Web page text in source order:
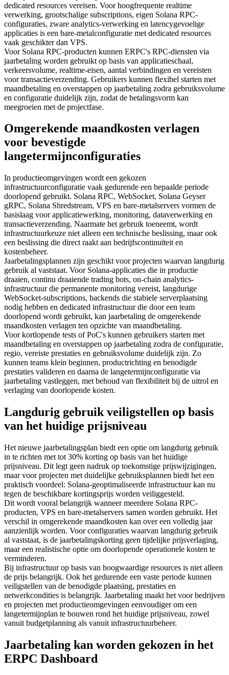
dedicated resources vereisen. Voor hoogfrequente realtime
verwerking, grootschalige subscriptions, eigen Solana RPC-
configuraties, zware analytics-verwerking en latencygevoelige
applicaties is een bare-metalconfiguratie met dedicated resources
vaak geschikter dan VPS.
Voor Solana RPC-producten kunnen ERPC's RPC-diensten via
jaarbetaling worden gebruikt op basis van applicatieschaal,
verkeersvolume, realtime-eisen, aantal verbindingen en vereisten
voor transactieverzending. Gebruikers kunnen flexibel starten met
maandbetaling en overstappen op jaarbetaling zodra gebruiksvolume
en configuratie duidelijk zijn, zodat de betalingsvorm kan
meegroeien met de projectfase.
Omgerekende maandkosten verlagen
voor bevestigde
langetermijnconfiguraties
In productieomgevingen wordt een gekozen
infrastructuurconfiguratie vaak gedurende een bepaalde periode
doorlopend gebruikt. Solana RPC, WebSocket, Solana Geyser
gRPC, Solana Shredstream, VPS en bare-metalservers vormen de
basislaag voor applicatiewerking, monitoring, dataverwerking en
transactieverzending. Naarmate het gebruik toeneemt, wordt
infrastructuurkeuze niet alleen een technische beslissing, maar ook
een beslissing die direct raakt aan bedrijfscontinuïteit en
kostenbeheer.
Jaarbetalingsplannen zijn geschikt voor projecten waarvan langdurig
gebruik al vaststaat. Voor Solana-applicaties die in productie
draaien, continu draaiende trading bots, on-chain analytics-
infrastructuur die permanente monitoring vereist, langdurige
WebSocket-subscriptions, backends die stabiele serverplaatsing
nodig hebben en dedicated infrastructuur die door een team
doorlopend wordt gebruikt, kan jaarbetaling de omgerekende
maandkosten verlagen ten opzichte van maandbetaling.
Voor kortlopende tests of PoC's kunnen gebruikers starten met
maandbetaling en overstappen op jaarbetaling zodra de configuratie,
regio, vereiste prestaties en gebruiksvolume duidelijk zijn. Zo
kunnen teams klein beginnen, productrichting en benodigde
prestaties valideren en daarna de langetermijnconfiguratie via
jaarbetaling vastleggen, met behoud van flexibiliteit bij de uitrol en
verlaging van doorlopende kosten.
Langdurig gebruik veiligstellen op basis
van het huidige prijsniveau
Het nieuwe jaarbetalingsplan biedt een optie om langdurig gebruik
in te richten met tot 30% korting op basis van het huidige
prijsniveau. Dit legt geen nadruk op toekomstige prijswijzigingen,
maar voor projecten met duidelijke gebruiksplannen biedt het een
praktisch voordeel: Solana-geoptimaliseerde infrastructuur kan nu
tegen de beschikbare kortingsprijs worden veiliggesteld.
Dit wordt vooral belangrijk wanneer meerdere Solana RPC-
producten, VPS en bare-metalservers samen worden gebruikt. Het
verschil in omgerekende maandkosten kan over een volledig jaar
aanzienlijk worden. Voor configuraties waarvan langdurig gebruik
al vaststaat, is de jaarbetalingskorting geen tijdelijke prijsverlaging,
maar een realistische optie om doorlopende operationele kosten te
verminderen.
Bij infrastructuur op basis van hoogwaardige resources is niet alleen
de prijs belangrijk. Ook het gedurende een vaste periode kunnen
veiligstellen van de benodigde plaatsing, prestaties en
netwerkcondities is belangrijk. Jaarbetaling maakt het voor bedrijven
en projecten met productieomgevingen eenvoudiger om een
langetermijnplan te bouwen rond het huidige prijsniveau, zowel
vanuit budgetplanning als vanuit infrastructuurbeheer.
Jaarbetaling kan worden gekozen in het
ERPC Dashboard